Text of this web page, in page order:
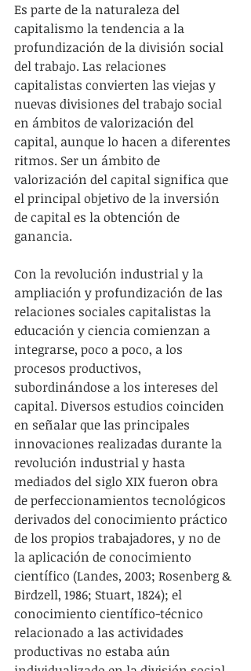
Es parte de la naturaleza del
capitalismo la tendencia a la
profundización de la división social
del trabajo. Las relaciones
capitalistas convierten las viejas y
nuevas divisiones del trabajo social
en ámbitos de valorización del
capital, aunque lo hacen a diferentes
ritmos. Ser un ámbito de
valorización del capital significa que
el principal objetivo de la inversión
de capital es la obtención de
ganancia.
Con la revolución industrial y la
ampliación y profundización de las
relaciones sociales capitalistas la
educación y ciencia comienzan a
integrarse, poco a poco, a los
procesos productivos,
subordinándose a los intereses del
capital. Diversos estudios coinciden
en señalar que las principales
innovaciones realizadas durante la
revolución industrial y hasta
mediados del siglo XIX fueron obra
de perfeccionamientos tecnológicos
derivados del conocimiento práctico
de los propios trabajadores, y no de
la aplicación de conocimiento
científico (Landes, 2003; Rosenberg &
Birdzell, 1986; Stuart, 1824); el
conocimiento científico-técnico
relacionado a las actividades
productivas no estaba aún